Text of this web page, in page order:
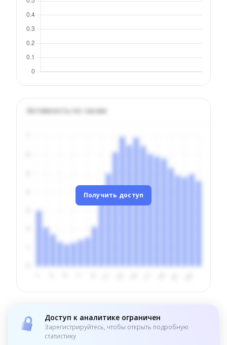
Активность по часам
Получить доступ
Доступ к аналитике ограничен
Зарегистрируйтесь, чтобы открыть подробную
статистику